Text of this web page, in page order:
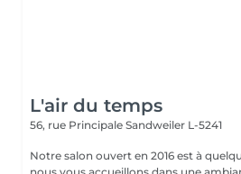
L'air du temps
56, rue Principale Sandweiler L-5241
Notre salon ouvert en 2016 est à